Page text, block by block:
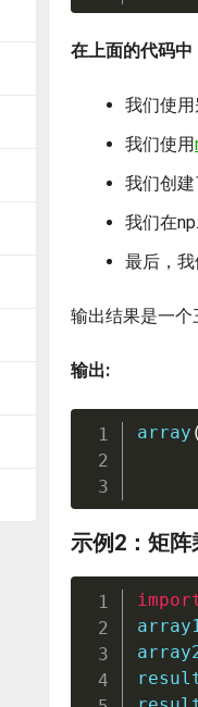
在上面的代码中
我们使用
我们使用
我们创
我们在
最后，我
输出结果是一个
输出:
array (
示例2：矩阵